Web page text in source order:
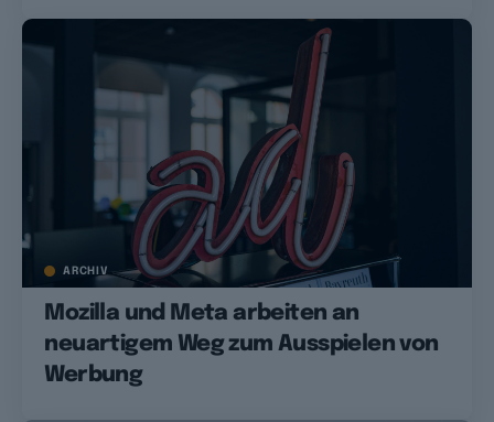
ARCHIV
Mozilla und Meta arbeiten an
neuartigem Weg zum Ausspielen von
Werbung